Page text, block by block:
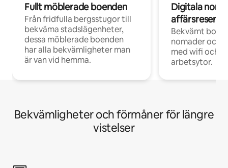
Fullt möblerade boenden
Från fridfulla bergsstugor till
bekväma stadslägenheter,
dessa möblerade boenden
har alla bekvämligheter man
är van vid hemma.
Digitala
Bekvämt
nomader och
med wifi och
arbetsytor.
Bekvämligheter och förmåner för längre
vistelser